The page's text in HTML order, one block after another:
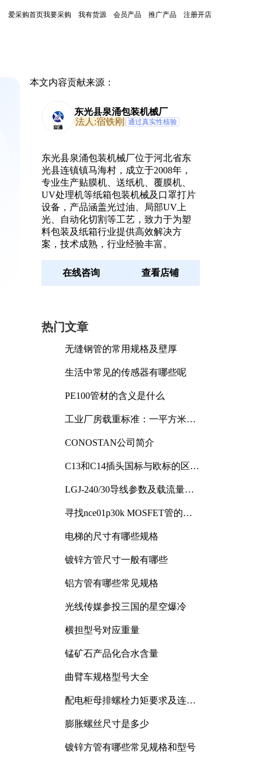
爱采购首页我要采购 我有货源 会员产品 推广产品 注册开店
本文内容贡献来源：
东光县泉涌包装机械厂
法人:宿铁刚
通过真实性核验
东光县泉涌包装机械厂位于河北省东
光县连镇镇马海村，成立于2008年，
专业生产贴膜机、送纸机、覆膜机、
UV处理机等纸箱包装机械及口罩打片
设备，产品涵盖光过油、局部UV上
光、自动化切割等工艺，致力于为塑
料包装及纸箱行业提供高效解决方
案，技术成熟，行业经验丰富。
在线咨询 查看店铺
热门文章
无缝钢管的常用规格及壁厚
生活中常见的传感器有哪些呢
PE100管材的含义是什么
工业厂房载重标准：一平方米能
CONOSTAN公司简介
C13和C14插头国标与欧标的区别
LGJ-240/30导线参数及载流量解
寻找nce01p30k MOSFET管的合
电梯的尺寸有哪些规格
镀锌方管尺寸一般有哪些
铝方管有哪些常见规格
光线传媒参投三国的星空爆冷
横担型号对应重量
锰矿石产品化合水含量
曲臂车规格型号大全
配电柜母排螺栓力矩要求及连接
膨胀螺丝尺寸是多少
镀锌方管有哪些常见规格和型号